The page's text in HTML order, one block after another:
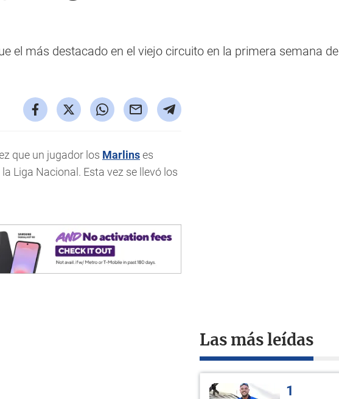
el más destacado en el viejo circuito en la primera semana de
que un jugador los Marlinses
Liga Nacional. Esta vez se llevó los
Las más leídas